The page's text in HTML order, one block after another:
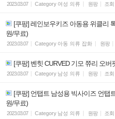
2023.03.07 Category 여성 의류 원팡 조회
[쿠팡] 레인보우키즈 아동용 위클리
원/무료)
2023.03.07 Category 아동 의류 잡화 원팡
[쿠팡] 벤힛 CURVED 기모 쮸리 오버
2023.03.07 Category 남성 의류 원팡 조회
[쿠팡] 언탭트 남성용 빅사이즈 언탭
원/무료)
2023.03.07 Category 남성 의류 원팡 조회